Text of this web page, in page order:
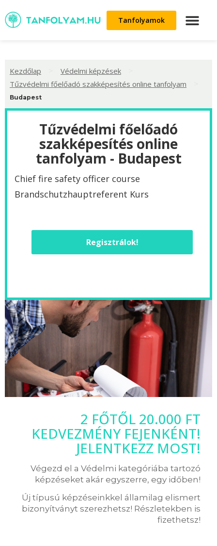
Tanfolyamok
Kezdőlap Védelmi képzések
Tűzvédelmi főelőadó szakképesítés online tanfolyam
Budapest
Tűzvédelmi főelőadó
szakképesítés online
tanfolyam - Budapest
Chief fire safety officer course
‌Brandschutzhauptreferent Kurs
Regisztrálok!
2 FŐTŐL 20.000 FT
KEDVEZMÉNY FEJENKÉNT!
JELENTKEZZ MOST!
Végezd el a Védelmi kategóriába tartozó
képzéseket akár egyszerre, egy időben!
Új típusú képzéseinkkel államilag elismert
bizonyítványt szerezhetsz! Részletekben is
fizethetsz!